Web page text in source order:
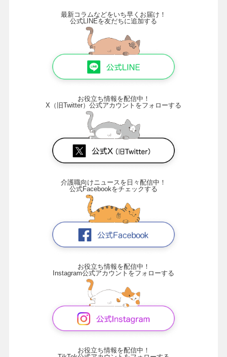
最新コラムなどをいち早くお届け！
公式LINEを友だちに追加する
お役立ち情報を配信中！
X（旧Twitter）公式アカウントをフォローする
介護職向けニュースを日々配信中！
公式Facebookをチェックする
お役立ち情報を配信中！
Instagram公式アカウントをフォローする
お役立ち情報を配信中！